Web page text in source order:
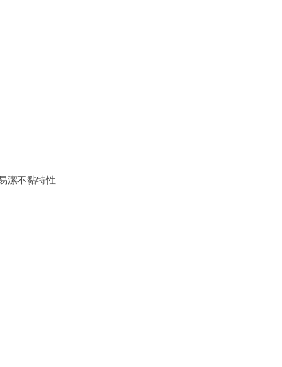
潔不黏特性